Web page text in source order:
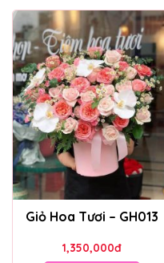
Giỏ Hoa Tươi – GH013
1,350,000đ